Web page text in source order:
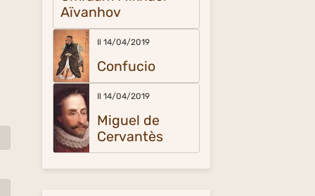
Aïvanhov
Il 14/04/2019
Confucio
Il 14/04/2019
Miguel de
Cervantès